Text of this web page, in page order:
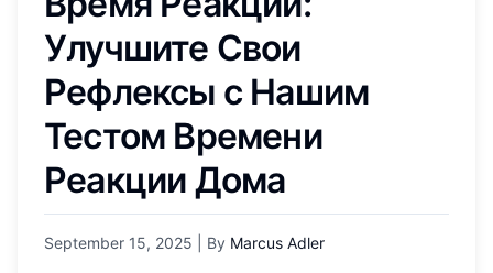
Улучшите Свои
Рефлексы с Нашим
Тестом Времени
Реакции Дома
September 15, 2025 | By Marcus Adler